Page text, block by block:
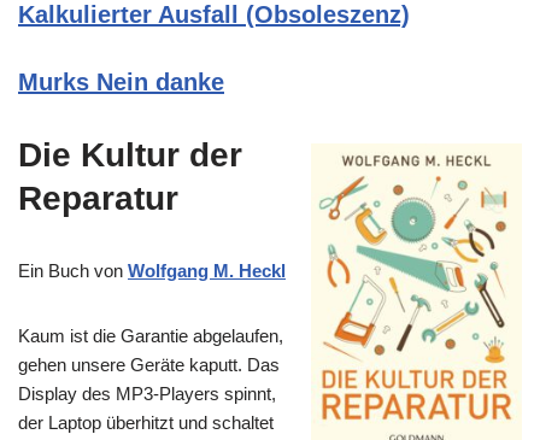
Kalkulierter Ausfall (Obsoleszenz)
Murks Nein danke
Die Kultur der
Reparatur
Ein Buch von Wolfgang M. Heckl
Kaum ist die Garantie abgelaufen,
gehen unsere Geräte kaputt. Das
Display des MP3-Players spinnt,
der Laptop überhitzt und schaltet